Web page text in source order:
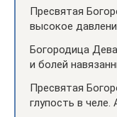
Пресвятая
высокое
Богородица
и болей
Пресвятая
глупость в челе.